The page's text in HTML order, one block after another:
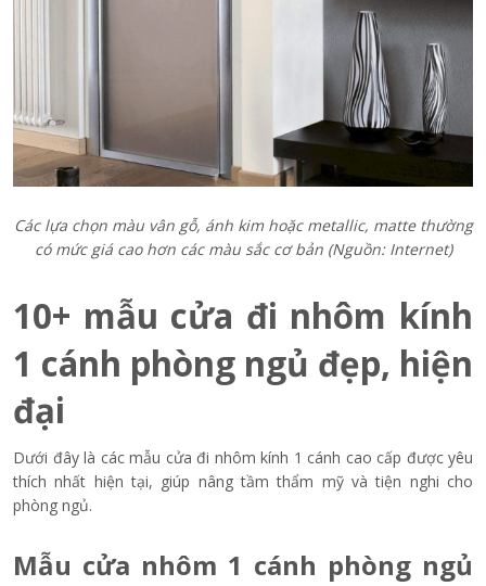
Các lựa chọn màu vân gỗ, ánh kim hoặc metallic, matte thường
có mức giá cao hơn các màu sắc cơ bản (Nguồn: Internet)
10+ mẫu cửa đi nhôm kính
1 cánh phòng ngủ đẹp, hiện
đại
Dưới đây là các mẫu cửa đi nhôm kính 1 cánh cao cấp được yêu
thích nhất hiện tại, giúp nâng tầm thẩm mỹ và tiện nghi cho
phòng ngủ.
Mẫu cửa nhôm 1 cánh phòng ngủ